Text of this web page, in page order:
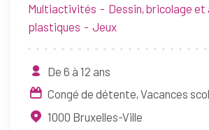
Multiactivités
Dessin, bricolage et
plastiques
Jeux
De 6 à 12 ans
Congé de détente Vacances
1000 Bruxelles-Ville